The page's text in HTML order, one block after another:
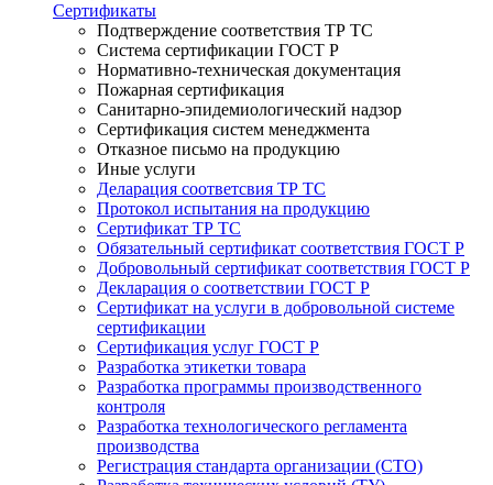
Сертификаты
Подтверждение соответствия ТР ТС
Система сертификации ГОСТ Р
Нормативно-техническая документация
Пожарная сертификация
Санитарно-эпидемиологический надзор
Сертификация систем менеджмента
Отказное письмо на продукцию
Иные услуги
Деларация соответсвия ТР ТС
Протокол испытания на продукцию
Сертификат ТР ТС
Обязательный сертификат соответствия ГОСТ Р
Добровольный сертификат соответствия ГОСТ Р
Декларация о соответствии ГОСТ Р
Сертификат на услуги в добровольной системе
сертификации
Сертификация услуг ГОСТ Р
Разработка этикетки товара
Разработка программы производственного
контроля
Разработка технологического регламента
производства
Регистрация стандарта организации (СТО)